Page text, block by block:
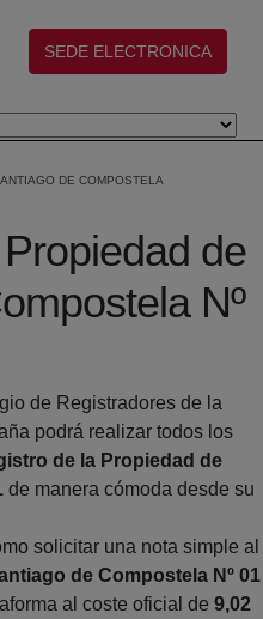
(abre en nueva ventana)
SEDE ELECTRONICA
DE COMPOSTELA
de
Nº
de Registradores de la
podrá realizar todos los
de la Propiedad de
de manera cómoda desde su
solicitar una nota simple al
de Compostela Nº 01
al coste oficial de 9,02